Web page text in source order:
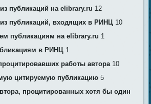
публикаций на elibrary.ru 12
публикаций, входящих в РИНЦ 10
публикациям на elibrary.ru 1
в РИНЦ 1
работы автора 10
цитируемую публикацию5
процитированных хотя бы один